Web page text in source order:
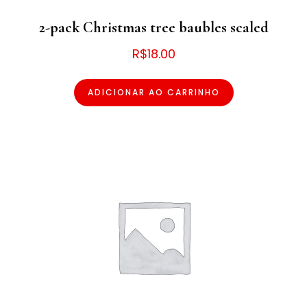
2-pack Christmas tree baubles scaled
R$18.00
ADICIONAR AO CARRINHO